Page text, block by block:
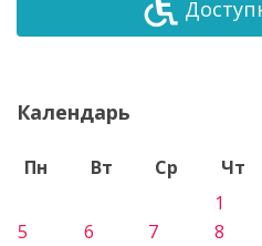
Календарь
Пн Вт Ср Чт
1
5
6 7 8